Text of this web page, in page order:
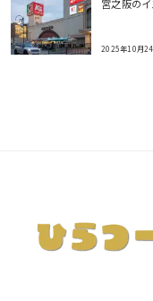
宮之阪の
2025年10月